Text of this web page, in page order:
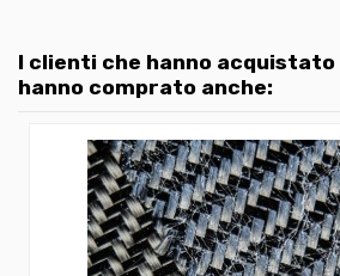
I clienti che hanno
hanno comprato anche: